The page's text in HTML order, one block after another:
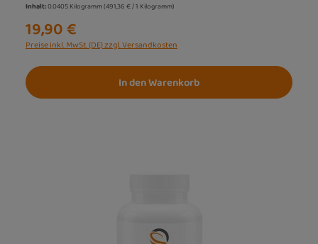
Inhalt:0.0405 Kilogramm(491,36 € / 1 Kilogramm)
19,90 €
Preise inkl. MwSt. (DE) zzgl. Versandkosten
In den Warenkorb